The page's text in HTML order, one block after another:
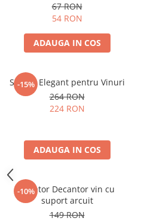
67 RON
54 RON
ADAUGA IN COS
-15%
Suport Elegant pentru Vinuri
264 RON
224 RON
ADAUGA IN COS
-10%
Aerator Decantor vin cu
suport arcuit
149 RON